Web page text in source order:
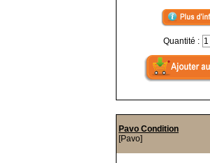
Quantité :
Pavo Condition
[Pavo]